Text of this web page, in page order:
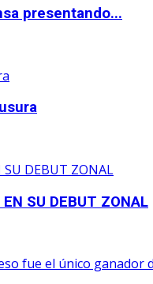
presentando...
SU DEBUT ZONAL